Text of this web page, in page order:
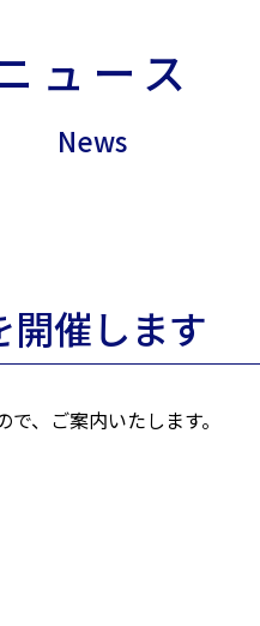
ュース
News
催します
、ご案内いたします。